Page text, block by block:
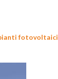
fotovoltaici